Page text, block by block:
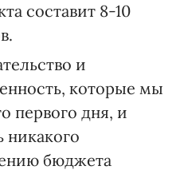
составит 8-10
и
которые мы
первого дня, и
никакого
бюджета